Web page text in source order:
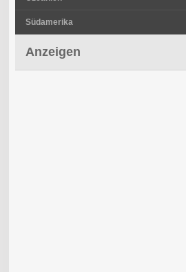
Südamerika
Anzeigen